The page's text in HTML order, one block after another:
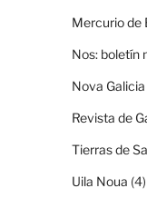
Mercurio de
Nos: boletín
Nova Galicia
Revista de
Tierras de
Uila Noua (4)